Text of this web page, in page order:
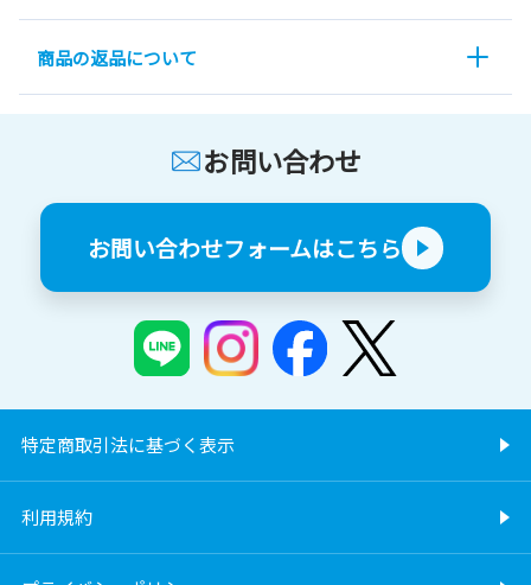
商品の返品について
お問い合わせ
お問い合わせフォームはこちら
特定商取引法に基づく表示
利用規約